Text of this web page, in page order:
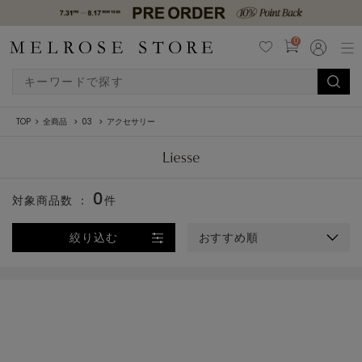
0
TOP 全商品 03 アクセサリー
絞り込む おすすめ順
対象商品数 ： 0件